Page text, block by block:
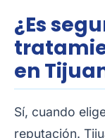
¿Es
en
Sí, cuando
reputación.